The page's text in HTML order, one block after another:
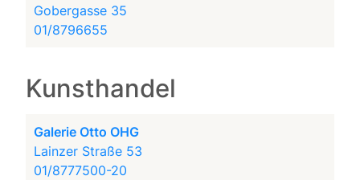
Gobergasse 35
01/8796655
Kunsthandel
Galerie Otto OHG
Lainzer Straße 53
01/8777500-20